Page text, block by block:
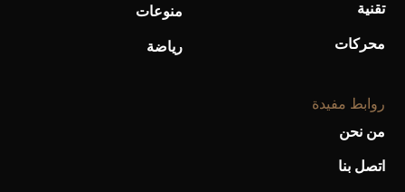
تقنية
محركات
منوعات
رياضة
روابط مفيدة
من نحن
اتصل بنا